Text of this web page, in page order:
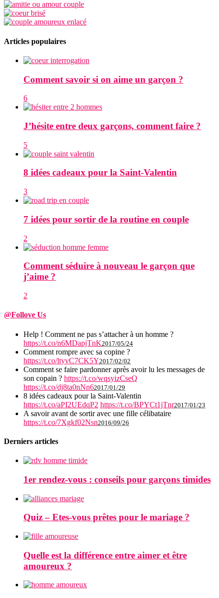
Articles populaires
Comment savoir si on aime un garçon ?
6
J’hésite entre deux garçons, comment faire ?
5
8 idées cadeaux pour la Saint-Valentin
3
7 idées pour sortir de la routine en couple
2
Comment séduire à nouveau le garçon que
j’aime ?
2
@Follove Us
Help ! Comment ne pas s’attacher à un homme ?
https://t.co/n6MDapjTnK2017/05/24
Comment rompre avec sa copine ?
https://t.co/ltyvC7CK5Y2017/02/02
Comment se faire pardonner après avoir lu les messages de
son copain ? https://t.co/wqsyizCseQ
https://t.co/dj8ta0nNn62017/01/29
8 idées cadeaux pour la Saint-Valentin
https://t.co/aPI2UEdqP2 https://t.co/BPYCt1jTnr2017/01/23
A savoir avant de sortir avec une fille célibataire
https://t.co/7Xgkf02Nsn2016/09/26
Derniers articles
1er rendez-vous : conseils pour garçons timides
Quiz – Etes-vous prêtes pour le mariage ?
Quelle est la différence entre aimer et être
amoureux ?